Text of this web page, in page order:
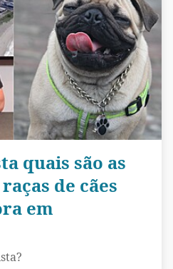
quais são as
de cães
em